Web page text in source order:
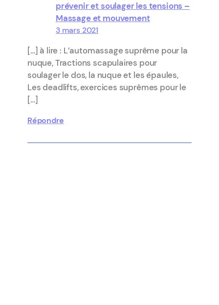
prévenir et soulager les tensions –
Massage et mouvement
3 mars 2021
[…] à lire : L’automassage suprême pour la
nuque, Tractions scapulaires pour
soulager le dos, la nuque et les épaules,
Les deadlifts, exercices suprêmes pour le
[…]
Répondre